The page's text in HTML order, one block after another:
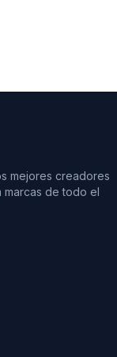
mejores creadores
de todo el